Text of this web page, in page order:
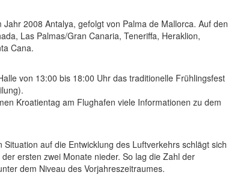
2008 Antalya, gefolgt von Palma de Mallorca. Auf den
Las Palmas/Gran Canaria, Teneriffa, Heraklion,
Cana.
von 13:00 bis 18:00 Uhr das traditionelle Frühlingsfest
Kroatientag am Flughafen viele Informationen zu dem
auf die Entwicklung des Luftverkehrs schlägt sich
ersten zwei Monate nieder. So lag die Zahl der
dem Niveau des Vorjahreszeitraumes.